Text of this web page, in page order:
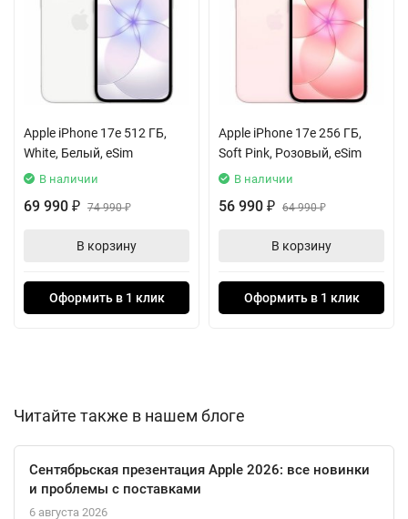
Камера iPhone 16 Plus представляет собой мощный
инструмент для фотографов. Основной модуль на 48 Мп и
сверхширокоугольный объектив на 12 Мп обеспечивают
отличное качество снимков. Оптическая стабилизация
изображения и функции, такие как ночной режим и
фотографии в любых условиях. Возможность записи видео в
предлагает отличную автономность: до 27 часов
Поддержка сетей 5G, Bluetooth 5.3 и NFC делают его ещё более
пыли, а также поддержка MagSafe обеспечивают
разблокировки.
Apple iPhone 17e 512 ГБ,
White, Белый, eSim
В наличии
69 990 ₽ 74 990₽
В корзину
Оформить в 1 клик
Apple iPhone 17e 256 ГБ,
Soft Pink, Розовый, eSim
В наличии
56 990 ₽ 64 990₽
В корзину
Оформить в 1 клик
Читайте также в нашем блоге
Сентябрьская презентация Apple 2026: все новинки
и проблемы с поставками
6 августа 2026